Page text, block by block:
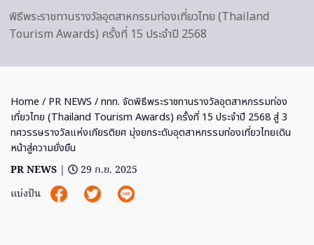
พิธีพระราชทานรางวัลอุตสาหกรรมท่องเที่ยวไทย (Thailand
Tourism Awards) ครั้งที่ 15 ประจำปี 2568
Home / PR NEWS / ททท. จัดพิธีพระราชทานรางวัลอุตสาหกรรมท่อง
เที่ยวไทย (Thailand Tourism Awards) ครั้งที่ 15 ประจำปี 2568 สู่ 3
ทศวรรษรางวัลแห่งเกียรติยศ มุ่งยกระดับอุตสาหกรรมท่องเที่ยวไทยเดิน
หน้าสู่ความยั่งยืน
PR NEWS |
29 ก.ย. 2025
แบ่งปัน